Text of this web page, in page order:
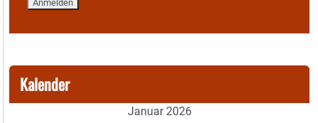
Kalender
Januar 2026